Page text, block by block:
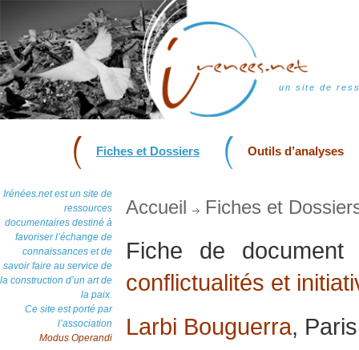
un site de
Fiches et Dossiers Outils d’analyses
Irénées.net est un site de
ressources
documentaires destiné à
favoriser l’échange de
connaissances et de
savoir faire au service de
la construction d’un art de
la paix.
Ce site est porté par
l’association
Modus Operandi
Accueil Fiches et
Fiche de
conflictualités et
Larbi Bouguerra,